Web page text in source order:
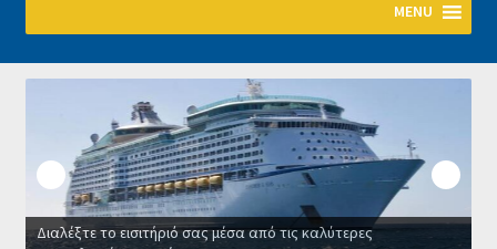
πλοήγηση
MENU
Αρχική
Manage Subscriptions
Manage Subscriptions
Manage Subscriptions
Διαλέξτε το εισιτήριό σας μέσα από τις καλύτερες